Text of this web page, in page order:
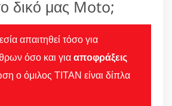
δικό μας Moto;
απαιτηθεί τόσο για
όσο και γιααποφράξεις
ο όμιλος ΤΙΤΑΝ είναι δίπλα